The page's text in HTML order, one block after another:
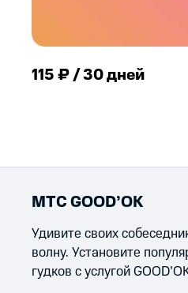
115 ₽ / 30 дней
МТС GOOD’OK
Удивите своих
волну. Установите
гудков с услугой